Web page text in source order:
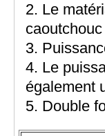
2. Le
3.
4. Le
également
5. Double